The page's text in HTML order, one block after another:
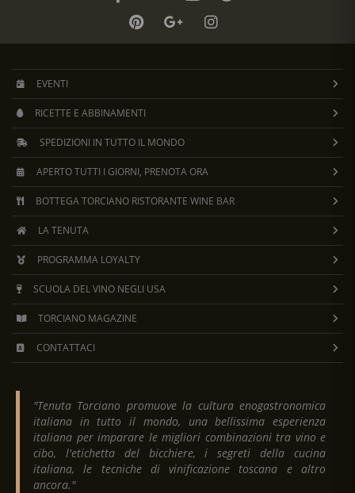
EVENTI
RICETTE E ABBINAMENTI
SPEDIZIONI IN TUTTO IL MONDO
APERTO TUTTI I GIORNI, PRENOTA ORA
BOTTEGA TORCIANO RISTORANTE WINE BAR
LA TENUTA
PROGRAMMA LOYALTY
SCUOLA DEL VINO NEGLI USA
TORCIANO MAGAZINE
CONTATTACI
"Tenuta Torciano promuove la cultura enogastronomica
italiana in tutto il mondo, una bellissima esperienza
italiana per imparare le migliori combinazioni tra vino e
cibo, l'etichetta del bicchiere, i segreti della cucina
italiana, le tecniche di vinificazione toscana e altro
ancora."